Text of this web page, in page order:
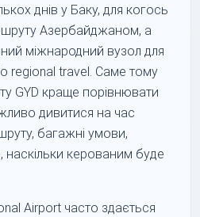
днів у Баку, для когось
Азербайджаном, а
міжнародний вузол для
regional travel. Саме тому
GYD краще порівнювати
дивитися на час
багажні умови,
наскільки керованим буде
Airport часто здається